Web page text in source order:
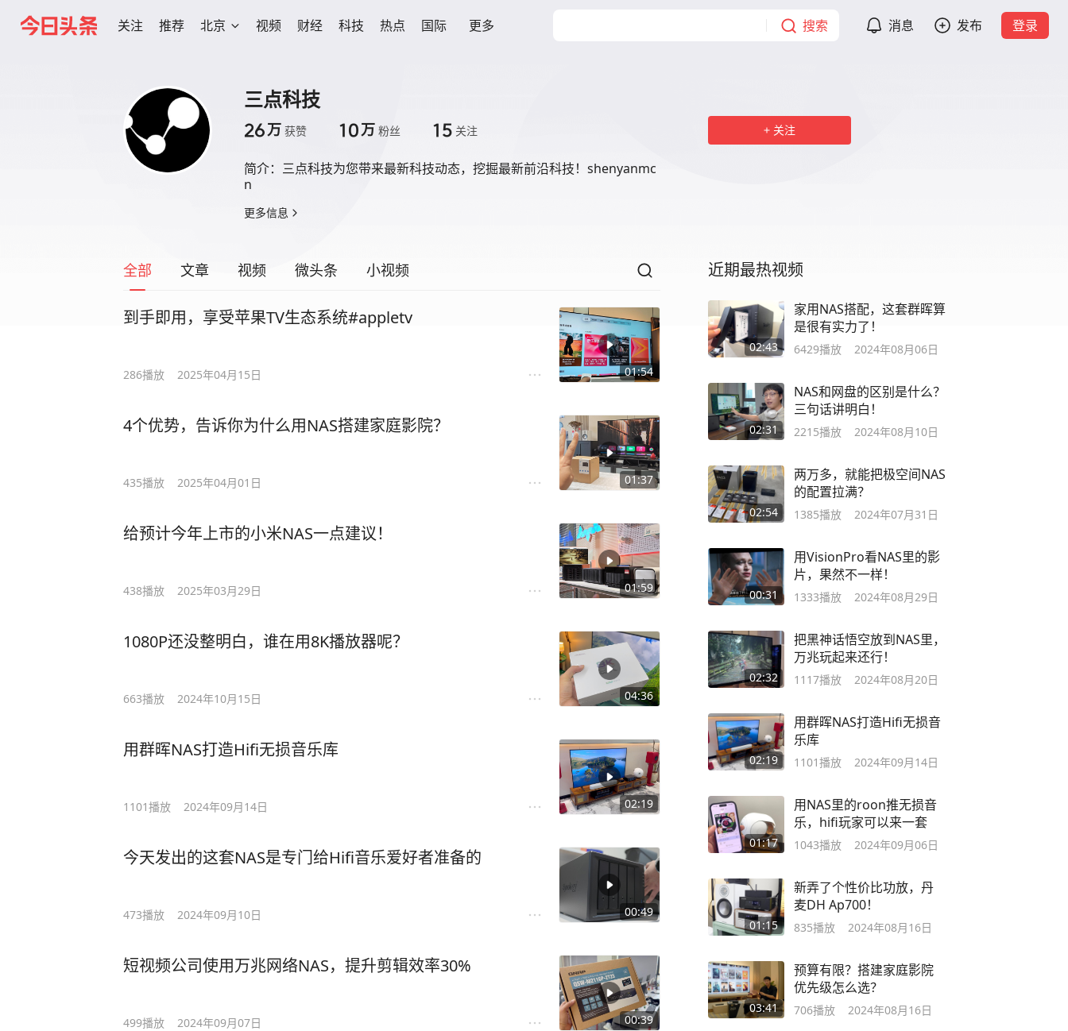
关注 推荐 北京 视频 财经 科技 热点 国际 更多 搜索 消息 发布 登录
三点科技
26万 获赞 10万 粉丝 15 关注
简介： 三点科技为您带来最新科技动态，挖掘最新前沿科技！shenyanmc
n
更多信息
关注
全部 文章 视频 微头条 小视频
01:54
到手即用，享受苹果TV生态系统#appletv
286播放 2025年04月15日
01:37
4个优势，告诉你为什么用NAS搭建家庭影院？
435播放 2025年04月01日
01:59
给预计今年上市的小米NAS一点建议！
438播放 2025年03月29日
04:36
1080P还没整明白，谁在用8K播放器呢？
663播放 2024年10月15日
02:19
用群晖NAS打造Hifi无损音乐库
1101播放 2024年09月14日
00:49
今天发出的这套NAS是专门给Hifi音乐爱好者准备的
473播放 2024年09月10日
00:39
短视频公司使用万兆网络NAS，提升剪辑效率30%
499播放 2024年09月07日
近期最热视频
02:43
家用NAS搭配，这套群晖算
是很有实力了！
6429播放 2024年08月06日
02:31
NAS和网盘的区别是什么？
三句话讲明白！
2215播放 2024年08月10日
02:54
两万多，就能把极空间NAS
的配置拉满？
1385播放 2024年07月31日
00:31
用VisionPro看NAS里的影
片，果然不一样！
1333播放 2024年08月29日
02:32
把黑神话悟空放到NAS里，
万兆玩起来还行！
1117播放 2024年08月20日
02:19
用群晖NAS打造Hifi无损音
乐库
1101播放 2024年09月14日
01:17
用NAS里的roon推无损音
乐，hifi玩家可以来一套
1043播放 2024年09月06日
01:15
新弄了个性价比功放，丹
麦DH Ap700！
835播放 2024年08月16日
03:41
预算有限？搭建家庭影院
优先级怎么选？
706播放 2024年08月16日